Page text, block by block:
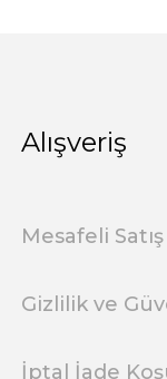
Alışveriş
Mesafeli
Gizlilik ve
İptal İade